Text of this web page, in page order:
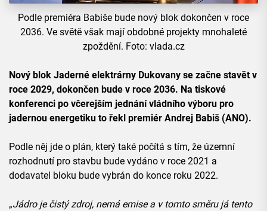
Podle premiéra Babiše bude nový blok dokončen v roce
2036. Ve světě však mají obdobné projekty mnohaleté
zpoždění. Foto: vlada.cz
Nový blok Jaderné elektrárny Dukovany se začne stavět v
roce 2029, dokončen bude v roce 2036. Na tiskové
konferenci po včerejším jednání vládního výboru pro
jadernou energetiku to řekl premiér Andrej Babiš (ANO).
Podle něj jde o plán, který také počítá s tím, že územní
rozhodnutí pro stavbu bude vydáno v roce 2021 a
dodavatel bloku bude vybrán do konce roku 2022.
„Jádro je čistý zdroj, nemá emise a v tomto směru já tento